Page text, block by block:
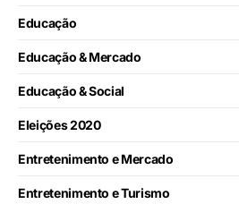
Educação
Educação & Mercado
Educação & Social
Eleições 2020
Entretenimento e Mercado
Entretenimento e Turismo